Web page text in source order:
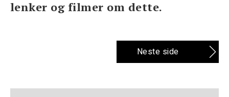
lenker og filmer om dette.
Neste side